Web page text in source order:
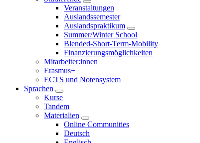
Veranstaltungen
Auslandssemester
Auslandspraktikum
Summer/Winter School
Blended-Short-Term-Mobility
Finanzierungsmöglichkeiten
Mitarbeiter:innen
Erasmus+
ECTS und Notensystem
Sprachen
Kurse
Tandem
Materialien
Online Communities
Deutsch